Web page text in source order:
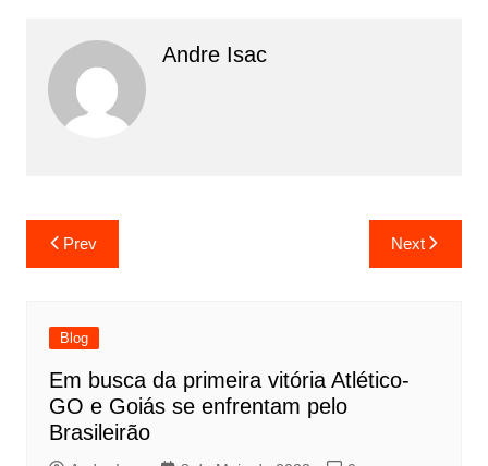
Andre Isac
Prev Next
Blog
Em busca da primeira vitória Atlético-
GO e Goiás se enfrentam pelo
Brasileirão